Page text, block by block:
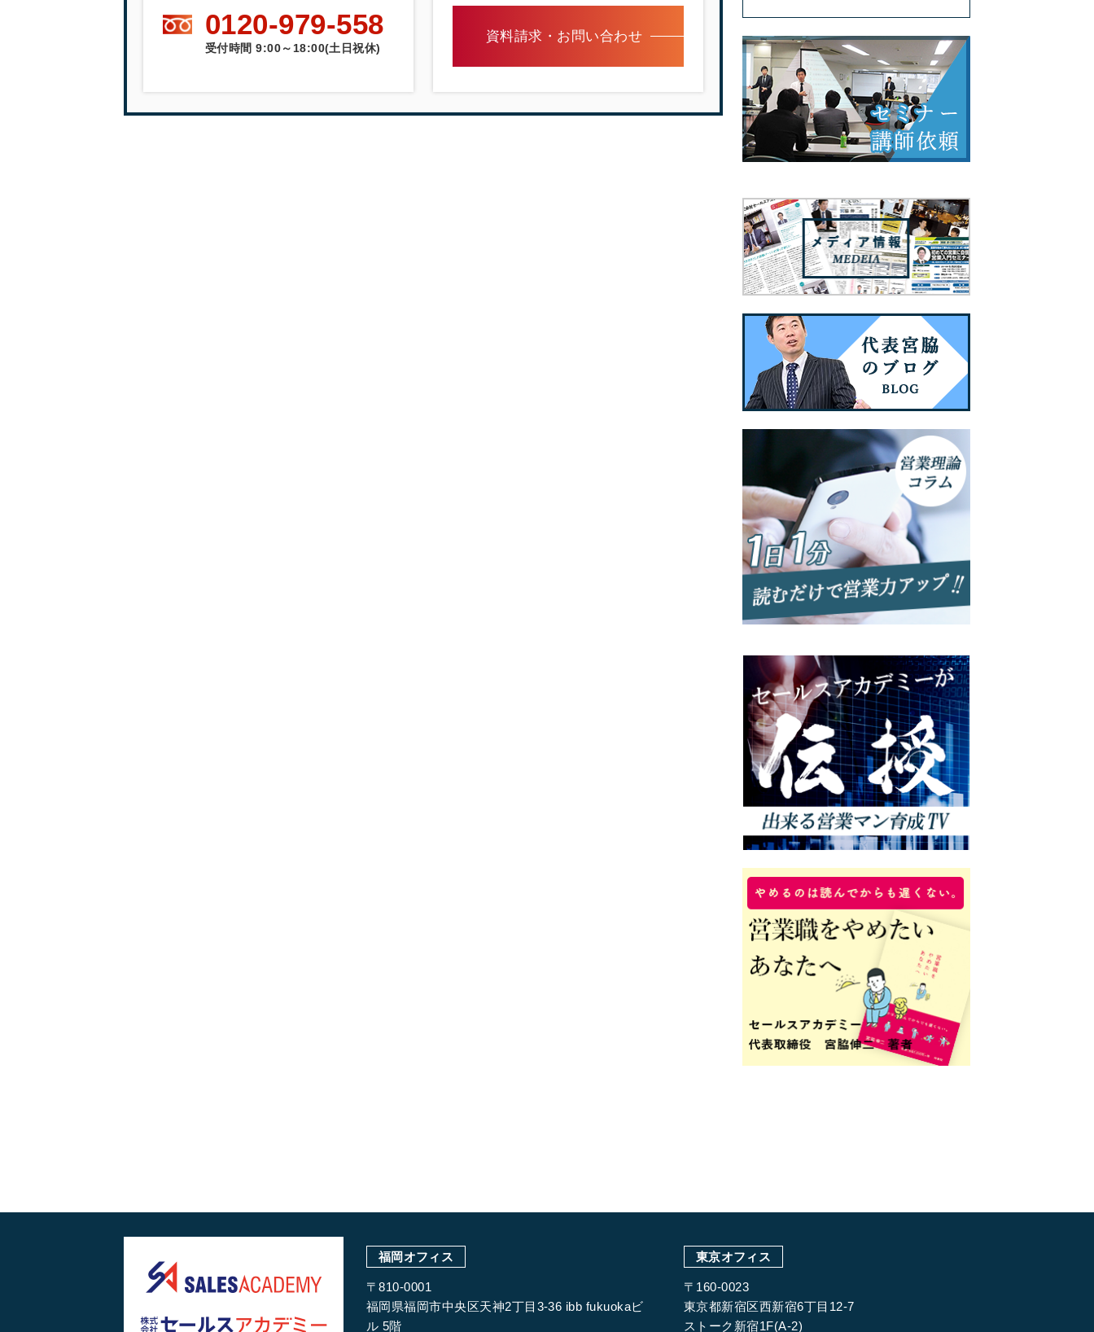
0120-979-558
受付時間9:00～18:00(土日祝休)
資料請求・お問い合わせ
福岡オフィス
〒810-0001
福岡県福岡市中央区天神2丁目3-36 ibb fukuokaビ
ル 5階
東京オフィス
〒160-0023
東京都新宿区西新宿6丁目12-7
ストーク新宿1F(A-2)